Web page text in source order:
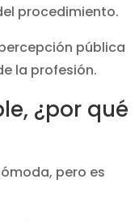
procedimiento.
pública
la profesión.
¿por qué
pero es